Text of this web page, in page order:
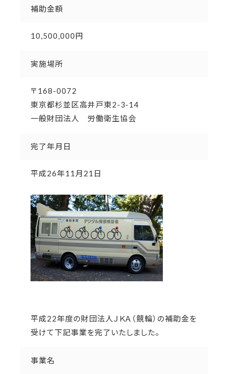
補助金額
10,500,000円
実施場所
〒168-0072
東京都杉並区高井戸東2-3-14
一般財団法人 労働衛生協会
完了年月日
平成26年11月21日
平成22年度の財団法人ＪＫＡ（競輪）の補助金を
受けて下記事業を完了いたしました。
事業名